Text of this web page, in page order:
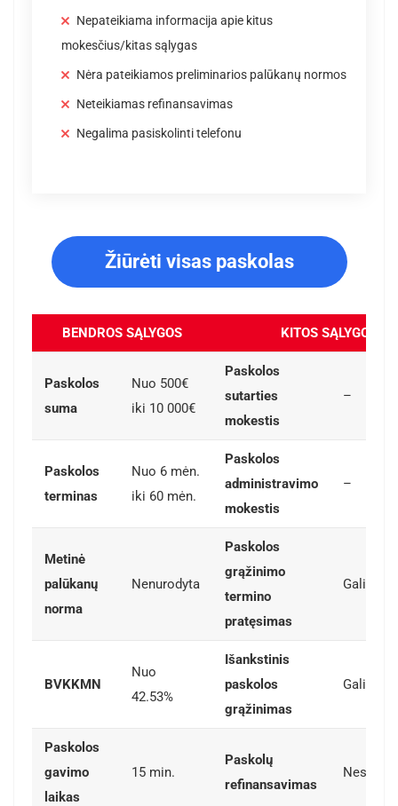
Nepateikiama informacija apie kitus
mokesčius/kitas sąlygas
Nėra pateikiamos preliminarios palūkanų normos
Neteikiamas refinansavimas
Negalima pasiskolinti telefonu
Žiūrėti visas paskolas
BENDROS SĄLYGOS KITOS SĄLYGOS
Paskolos
suma
Nuo 500€
iki 10 000€
Paskolos
sutarties
mokestis
–
Paskolos
terminas
Nuo 6 mėn.
iki 60 mėn.
Paskolos
administravimo
mokestis
–
Metinė
palūkanų
norma
Nenurodyta
Paskolos
grąžinimo
termino
pratęsimas
Galimas
BVKKMN
Nuo
42.53%
Išankstinis
paskolos
grąžinimas
Galimas
Paskolos
gavimo
laikas
15 min.
Paskolų
refinansavimas